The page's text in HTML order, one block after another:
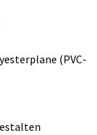
(PVC-